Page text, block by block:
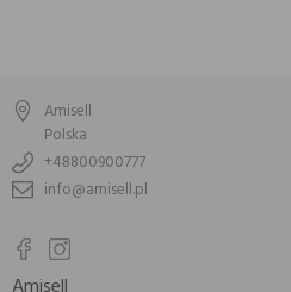
Amisell
Polska
+48800900777
info@amisell.pl